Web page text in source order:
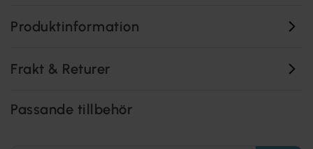
Produktinformation
Frakt & Returer
Passande tillbehör